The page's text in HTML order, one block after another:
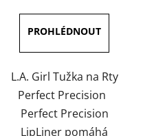
5,0
z
5
hvězdiček.
L.A. Girl Tužka na Rty
Perfect Precision
Perfect Precision
LipLiner pomáhá